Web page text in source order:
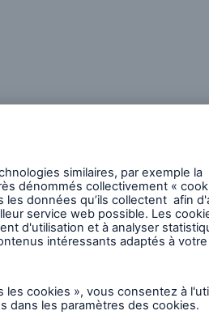
le non-respect des
entraîner des défaillances
et électroniques
comprennent :